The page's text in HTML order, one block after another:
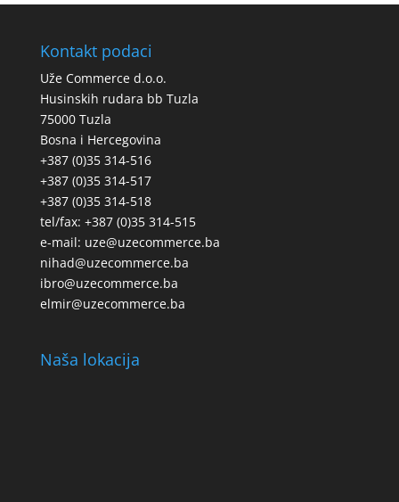
Kontakt podaci
Uže Commerce d.o.o.
Husinskih rudara bb Tuzla
75000 Tuzla
Bosna i Hercegovina
+387 (0)35 314-516
+387 (0)35 314-517
+387 (0)35 314-518
tel/fax: +387 (0)35 314-515
e-mail: uze@uzecommerce.ba
nihad@uzecommerce.ba
ibro@uzecommerce.ba
elmir@uzecommerce.ba
Naša lokacija